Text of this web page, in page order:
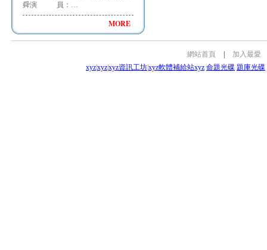
舜演 員：…
MORE
網站首頁
加入最愛
xyzxyzxyz資訊工坊xyz軟體補給站xyz 命題光碟 題庫光碟